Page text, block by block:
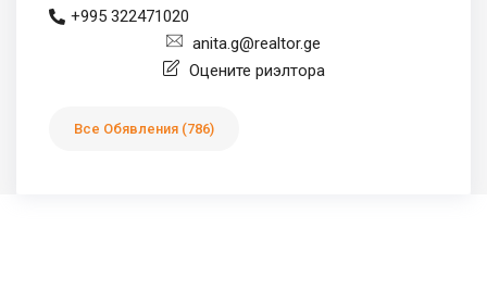
+995 322471020
anita.g@realtor.ge
Оцените риэлтора
Все Обявления (786)